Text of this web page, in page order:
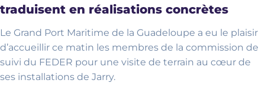
traduisent en réalisations concrètes
Le Grand Port Maritime de la Guadeloupe a eu le plaisir
d’accueillir ce matin les membres de la commission de
suivi du FEDER pour une visite de terrain au cœur de
ses installations de Jarry.